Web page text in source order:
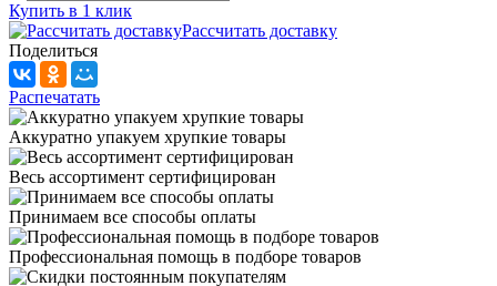
Купить в 1 клик
Рассчитать доставку
Поделиться
Распечатать
Аккуратно упакуем хрупкие товары
Весь ассортимент сертифицирован
Принимаем все способы оплаты
Профессиональная помощь в подборе товаров